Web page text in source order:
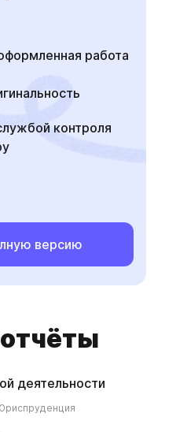
работа
контроля
версию
деятельности